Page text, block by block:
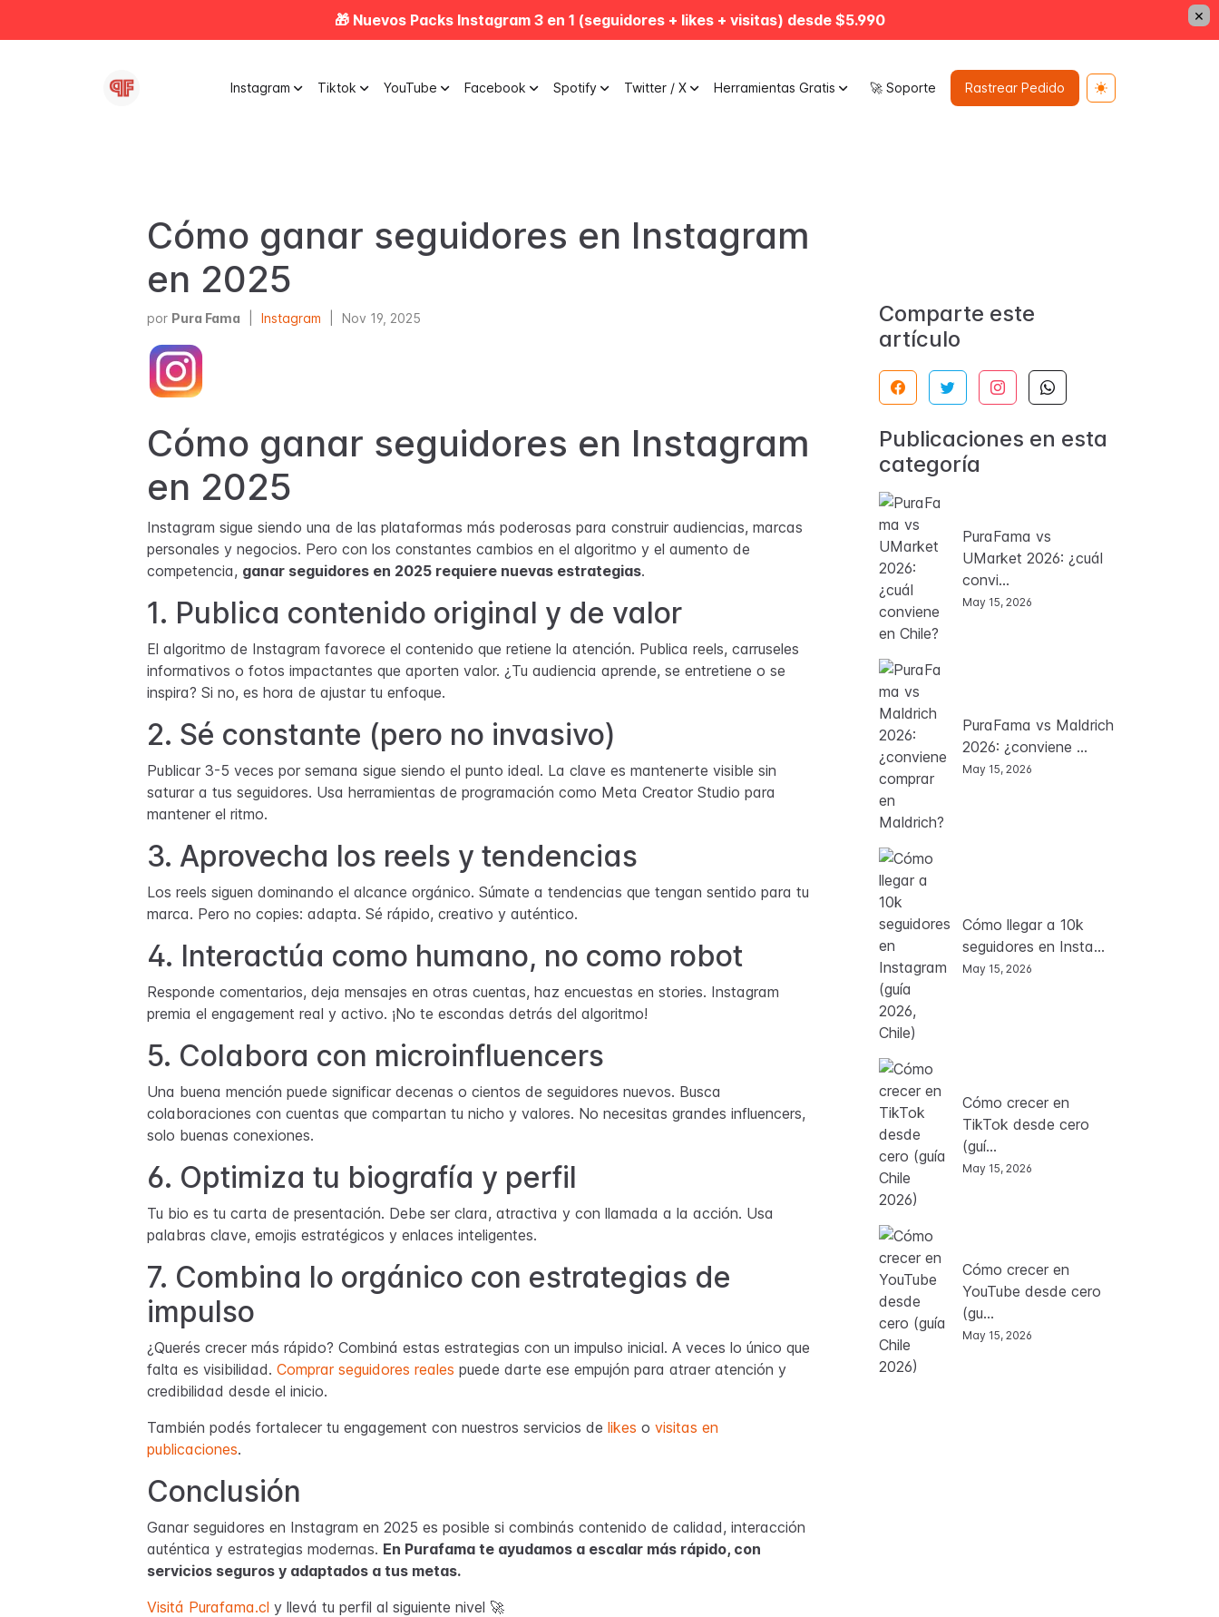
×
🎁 Nuevos Packs Instagram 3 en 1 (seguidores + likes + visitas) desde $5.990
Toggle theme
Instagram Tiktok YouTube Facebook Spotify Twitter / X Herramientas Gratis 🚀 Soporte Rastrear Pedido
Cómo ganar seguidores en Instagram
en 2025
por Pura Fama Instagram Nov 19, 2025
Cómo ganar seguidores en Instagram
en 2025
Instagram sigue siendo una de las plataformas más poderosas para construir audiencias, marcas
personales y negocios. Pero con los constantes cambios en el algoritmo y el aumento de
competencia, ganar seguidores en 2025 requiere nuevas estrategias.
1. Publica contenido original y de valor
El algoritmo de Instagram favorece el contenido que retiene la atención. Publica reels, carruseles
informativos o fotos impactantes que aporten valor. ¿Tu audiencia aprende, se entretiene o se
inspira? Si no, es hora de ajustar tu enfoque.
2. Sé constante (pero no invasivo)
Publicar 3-5 veces por semana sigue siendo el punto ideal. La clave es mantenerte visible sin
saturar a tus seguidores. Usa herramientas de programación como Meta Creator Studio para
mantener el ritmo.
3. Aprovecha los reels y tendencias
Los reels siguen dominando el alcance orgánico. Súmate a tendencias que tengan sentido para tu
marca. Pero no copies: adapta. Sé rápido, creativo y auténtico.
4. Interactúa como humano, no como robot
Responde comentarios, deja mensajes en otras cuentas, haz encuestas en stories. Instagram
premia el engagement real y activo. ¡No te escondas detrás del algoritmo!
5. Colabora con microinfluencers
Una buena mención puede significar decenas o cientos de seguidores nuevos. Busca
colaboraciones con cuentas que compartan tu nicho y valores. No necesitas grandes influencers,
solo buenas conexiones.
6. Optimiza tu biografía y perfil
Tu bio es tu carta de presentación. Debe ser clara, atractiva y con llamada a la acción. Usa
palabras clave, emojis estratégicos y enlaces inteligentes.
7. Combina lo orgánico con estrategias de
impulso
¿Querés crecer más rápido? Combiná estas estrategias con un impulso inicial. A veces lo único que
falta es visibilidad. Comprar seguidores reales puede darte ese empujón para atraer atención y
credibilidad desde el inicio.
También podés fortalecer tu engagement con nuestros servicios de likes o visitas en
publicaciones.
Conclusión
Ganar seguidores en Instagram en 2025 es posible si combinás contenido de calidad, interacción
auténtica y estrategias modernas. En Purafama te ayudamos a escalar más rápido, con
servicios seguros y adaptados a tus metas.
Visitá Purafama.cl y llevá tu perfil al siguiente nivel 🚀
Comparte este
artículo
Publicaciones en esta
categoría
PuraFama vs
UMarket 2026: ¿cuál
convi...
May 15, 2026
PuraFama vs Maldrich
2026: ¿conviene ...
May 15, 2026
Cómo llegar a 10k
seguidores en Insta...
May 15, 2026
Cómo crecer en
TikTok desde cero
(guí...
May 15, 2026
Cómo crecer en
YouTube desde cero
(gu...
May 15, 2026